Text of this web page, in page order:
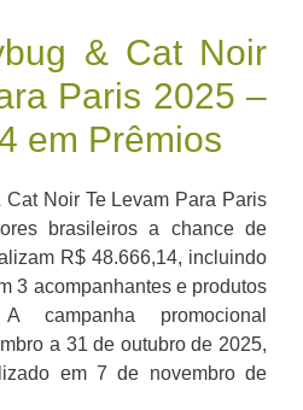
& Cat Noir
Paris 2025 –
em Prêmios
Noir Te Levam Para Paris
brasileiros a chance de
R$ 48.666,14, incluindo
3 acompanhantes e produtos
campanha promocional
a 31 de outubro de 2025,
em 7 de novembro de